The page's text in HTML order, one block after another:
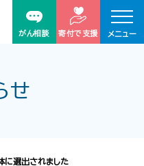
がん相談 寄付で支援 メニュー
せ
に選出されました